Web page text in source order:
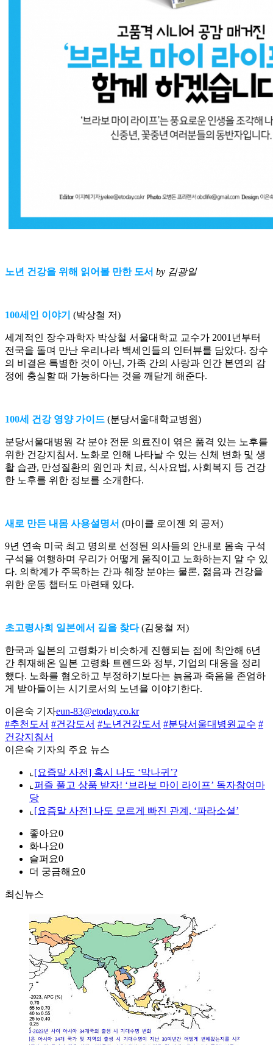
노년 건강을 위해 읽어볼 만한 도서 by 김광일
100세인 이야기 (박상철 저)
세계적인 장수과학자 박상철 서울대학교 교수가 2001년부터
전국을 돌며 만난 우리나라 백세인들의 인터뷰를 담았다. 장수
의 비결은 특별한 것이 아닌, 가족 간의 사랑과 인간 본연의 감
정에 충실할 때 가능하다는 것을 깨닫게 해준다.
100세 건강 영양 가이드 (분당서울대학교병원)
분당서울대병원 각 분야 전문 의료진이 엮은 품격 있는 노후를
위한 건강지침서. 노화로 인해 나타날 수 있는 신체 변화 및 생
활 습관, 만성질환의 원인과 치료, 식사요법, 사회복지 등 건강
한 노후를 위한 정보를 소개한다.
새로 만든 내몸 사용설명서 (마이클 로이젠 외 공저)
9년 연속 미국 최고 명의로 선정된 의사들의 안내로 몸속 구석
구석을 여행하며 우리가 어떻게 움직이고 노화하는지 알 수 있
다. 의학계가 주목하는 간과 췌장 분야는 물론, 젊음과 건강을
위한 운동 챕터도 마련돼 있다.
초고령사회 일본에서 길을 찾다(김웅철 저)
한국과 일본의 고령화가 비슷하게 진행되는 점에 착안해 6년
간 취재해온 일본 고령화 트렌드와 정부, 기업의 대응을 정리
했다. 노화를 혐오하고 부정하기보다는 늙음과 죽음을 존엄하
게 받아들이는 시기로서의 노년을 이야기한다.
이은숙 기자eun-83@etoday.co.kr
#추천도서 #건강도서 #노년건강도서 #분당서울대병원교수 #
건강지침서
이은숙 기자의 주요 뉴스
⌞ [요즘말 사전] 혹시 나도 ‘막나귀’?
⌞ 퍼즐 풀고 상품 받자! ‘브라보 마이 라이프’ 독자참여마
당
⌞ [요즘말 사전] 나도 모르게 빠진 관계, ‘파라소셜’
좋아요0
화나요0
슬퍼요0
더 궁금해요0
최신뉴스